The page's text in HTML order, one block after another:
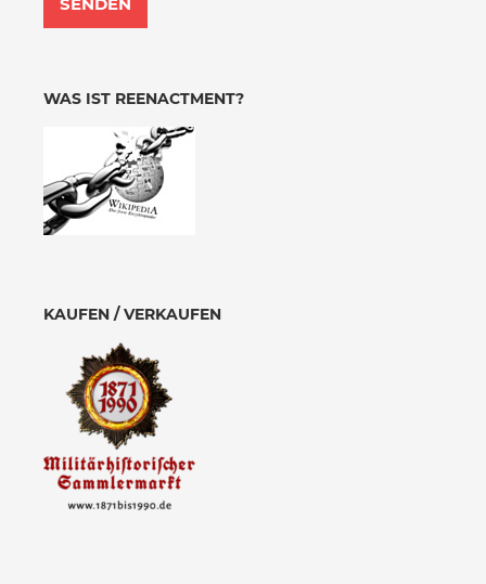
WAS IST REENACTMENT?
KAUFEN / VERKAUFEN